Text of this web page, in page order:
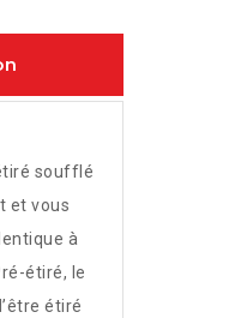
soufflé
et vous
à
étiré, le
étiré